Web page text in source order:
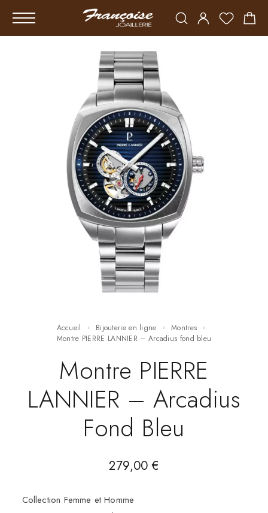
Accueil Bijouterie en ligne
Montres
Montre PIERRE LANNIER – Arcadius fond bleu
Montre PIERRE
LANNIER – Arcadius
Fond Bleu
279,00€
Collection Femme et Homme